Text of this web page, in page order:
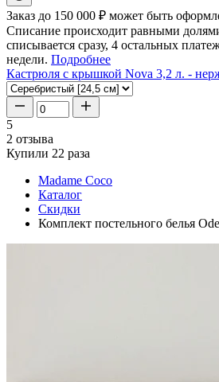
Заказ до 150 000 ₽ может быть
Списание происходит равными
списывается сразу, 4 остальных
недели. Подробнее
Кастрюля с крышкой Nova 3,2 л. -
5
2 отзыва
Купили 22 раза
Madame Coco
Каталог
Скидки
Комплект постельного белья